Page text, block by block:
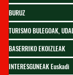
BURUZ
TURISMO BULEGOAK,
BASERRIKO EKOIZLEAK
INTERESGUNEAK Euskadi